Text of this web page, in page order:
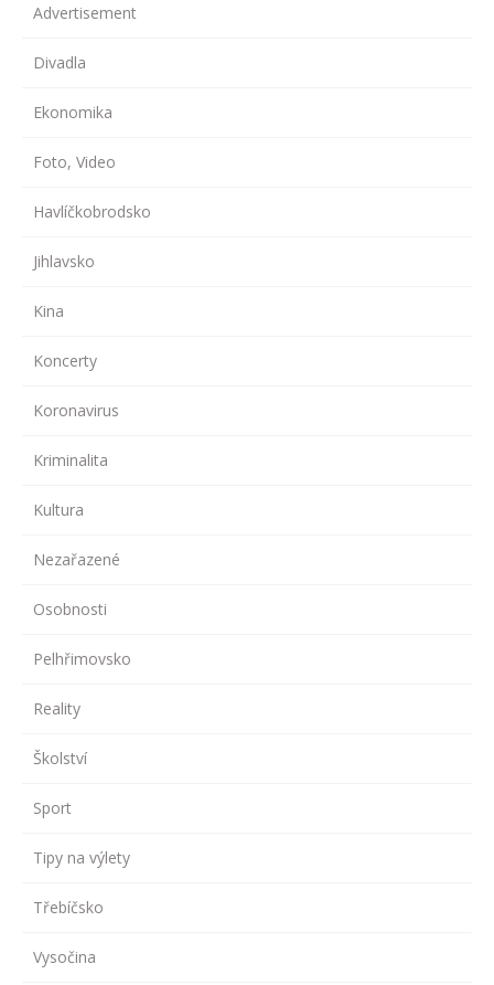
Advertisement
Divadla
Ekonomika
Foto, Video
Havlíčkobrodsko
Jihlavsko
Kina
Koncerty
Koronavirus
Kriminalita
Kultura
Nezařazené
Osobnosti
Pelhřimovsko
Reality
Školství
Sport
Tipy na výlety
Třebíčsko
Vysočina